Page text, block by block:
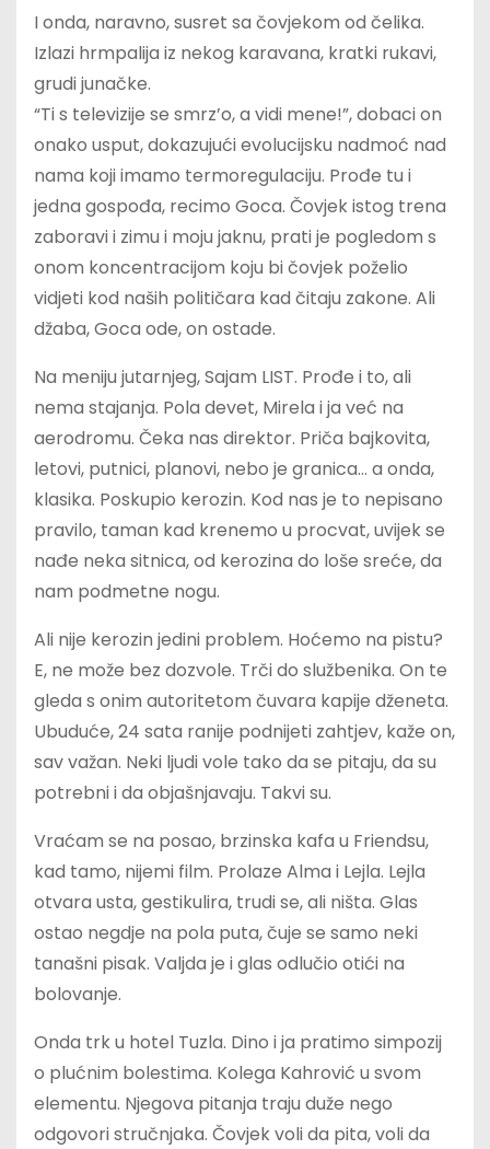
I onda, naravno, susret sa čovjekom od čelika.
Izlazi hrmpalija iz nekog karavana, kratki rukavi,
grudi junačke.
“Ti s televizije se smrz’o, a vidi mene!”, dobaci on
onako usput, dokazujući evolucijsku nadmoć nad
nama koji imamo termoregulaciju. Prođe tu i
jedna gospođa, recimo Goca. Čovjek istog trena
zaboravi i zimu i moju jaknu, prati je pogledom s
onom koncentracijom koju bi čovjek poželio
vidjeti kod naših političara kad čitaju zakone. Ali
džaba, Goca ode, on ostade.
Na meniju jutarnjeg, Sajam LIST. Prođe i to, ali
nema stajanja. Pola devet, Mirela i ja već na
aerodromu. Čeka nas direktor. Priča bajkovita,
letovi, putnici, planovi, nebo je granica… a onda,
klasika. Poskupio kerozin. Kod nas je to nepisano
pravilo, taman kad krenemo u procvat, uvijek se
nađe neka sitnica, od kerozina do loše sreće, da
nam podmetne nogu.
Ali nije kerozin jedini problem. Hoćemo na pistu?
E, ne može bez dozvole. Trči do službenika. On te
gleda s onim autoritetom čuvara kapije dženeta.
Ubuduće, 24 sata ranije podnijeti zahtjev, kaže on,
sav važan. Neki ljudi vole tako da se pitaju, da su
potrebni i da objašnjavaju. Takvi su.
Vraćam se na posao, brzinska kafa u Friendsu,
kad tamo, nijemi film. Prolaze Alma i Lejla. Lejla
otvara usta, gestikulira, trudi se, ali ništa. Glas
ostao negdje na pola puta, čuje se samo neki
tanašni pisak. Valjda je i glas odlučio otići na
bolovanje.
Onda trk u hotel Tuzla. Dino i ja pratimo simpozij
o plućnim bolestima. Kolega Kahrović u svom
elementu. Njegova pitanja traju duže nego
odgovori stručnjaka. Čovjek voli da pita, voli da